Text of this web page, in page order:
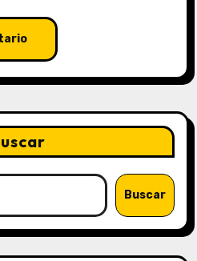
Buscar